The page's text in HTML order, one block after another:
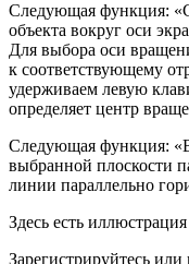
Следующая функция:
объекта вокруг оси
Для выбора оси
к соответствующему
удерживаем левую
определяет центр
Следующая функция:
выбранной плоскости
линии параллельно
Здесь есть иллюстрация
Зарегистрируйтесь